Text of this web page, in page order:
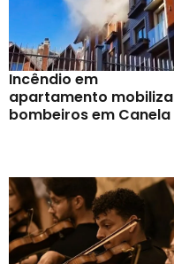
Incêndio em
apartamento mobiliza
bombeiros em Canela